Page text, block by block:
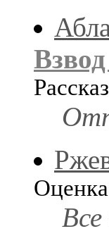
Рассказ